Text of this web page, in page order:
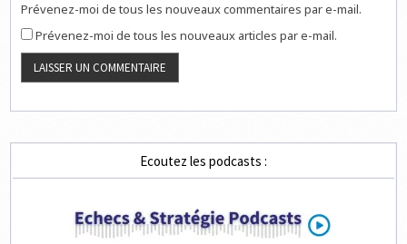
Prévenez-moi de tous les nouveaux commentaires par e-mail.
Prévenez-moi de tous les nouveaux articles par e-mail.
Ecoutez les podcasts :